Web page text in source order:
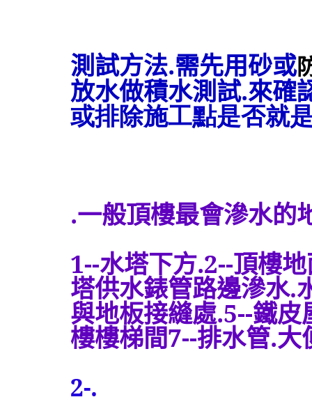
測試方法.需先用砂或
放水做積水測試.來確
或排除施工點是否就
.一般頂樓最會滲水的
1--水塔下方.2--頂樓
塔供水錶管路邊滲水.
與地板接縫處.5--鐵皮
樓樓梯間7--排水管.大
2-.